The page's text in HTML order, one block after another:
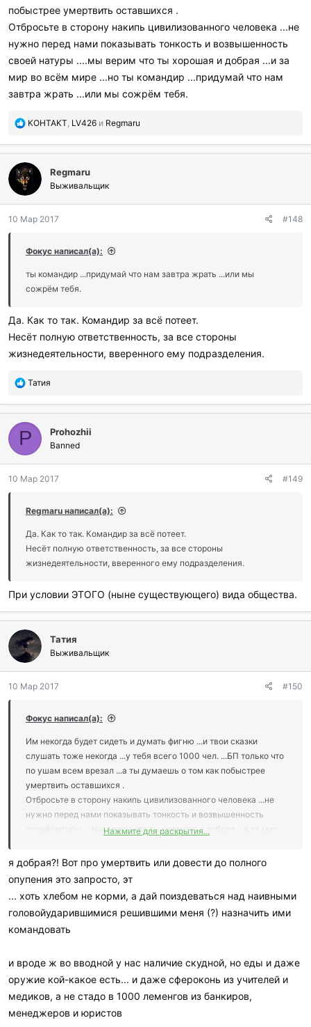
побыстрее умертвить оставшихся .
Отбросьте в сторону накипь цивилизованного человека ...не
нужно перед нами показывать тонкость и возвышенность
своей натуры ....мы верим что ты хорошая и добрая ...и за
мир во всём мире ...но ты командир ...придумай что нам
завтра жрать ...или мы сожрём тебя.
П
б
а
г
о
а
и
и
:
KOHTAKT LV426 и Regmaru
Regmaru
Выживальщик
10 Мар 2017 #148
Фокус написал(а):
ты командир ...придумай что нам завтра жрать ...или мы
сожрём тебя.
Да. Как то так. Командир за всё потеет.
Несёт полную ответственность, за все стороны
жизнедеятельности, вверенного ему подразделения.
П
б
а
о
а
и
и
Татия
P Prohozhii
Banned
10 Мар 2017 #149
Regmaru написал(а):
Да. Как то так. Командир за всё потеет.
Несёт полную ответственность, за все стороны
жизнедеятельности, вверенного ему подразделения.
При условии ЭТОГО (ныне существующего) вида общества.
Татия
Выживальщик
10 Мар 2017 #150
Фокус написал(а):
Им некогда будет сидеть и думать фигню ...и твои сказки
слушать тоже некогда ...у тебя всего 1000 чел. ...БП только что
по ушам всем врезал ...а ты думаешь о том как побыстрее
умертвить оставшихся .
Отбросьте в сторону накипь цивилизованного человека ...не
нужно перед нами показывать тонкость и возвышенность
своей натуры ....мы верим что ты хорошая и добрая ...и за мир
жрать ...или мы сожрём тебя.
Нажмите для раскрытия...
я добрая?! Вот про умертвить или довести до полного
опупения это запросто, эт
... хоть хлебом не корми, а дай поиздеваться над наивными
головойударившимися решившими меня (?) назначить ими
командовать
и вроде ж во вводной у нас наличие скудной, но еды и даже
оружие кой-какое есть... и даже сфероконь из учителей и
медиков, а не стадо в 1000 леменгов из банкиров,
менеджеров и юристов